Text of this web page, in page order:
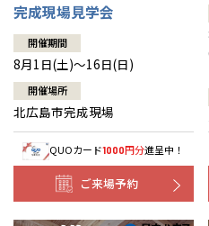
セントラルヒーティング
ギャラリー
代表ごあいさつ
企業理念
会社概要
事業部紹介
完成現場見学会
開催期間
8月1日(土)～16日(日)
開催場所
北広島市完成現場
QUOカード1000円分進呈中！
ご来場予約